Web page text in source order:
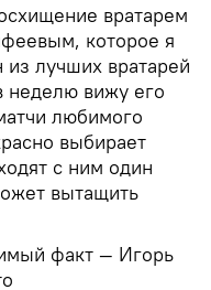
вратарем
которое я
лучших вратарей
неделю вижу его
любимого
выбирает
с ним один
вытащить
факт — Игорь